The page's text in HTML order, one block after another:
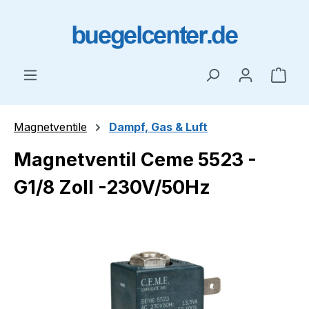
Magnetventile Dampf, Gas & Luft
Magnetventil Ceme 5523 -
G1/8 Zoll -230V/50Hz
Bildergalerie überspringen